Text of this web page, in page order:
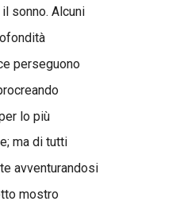
sonno. Alcuni
perseguono
lo più
ma di tutti
avventurandosi
mostro